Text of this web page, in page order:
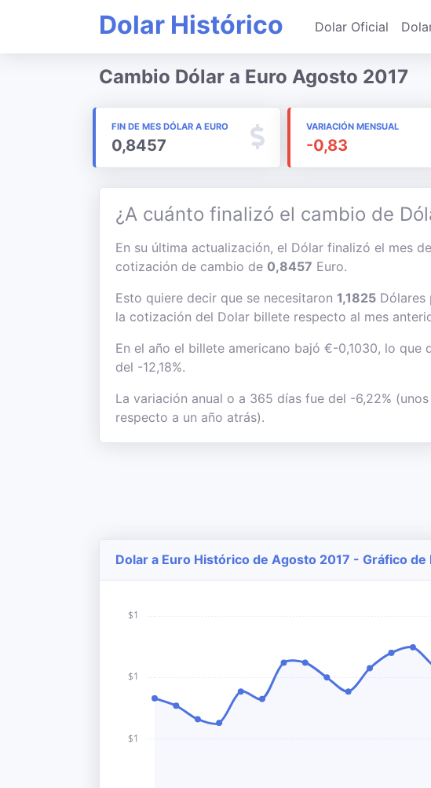
Dolar Histórico Dolar Oficial
Cambio Dólar a Euro Agosto 2017
FIN DE MES DÓLAR A EURO
0,8457
VARIACIÓN MENSUAL
-0,83
¿A cuánto finalizó el cambio de
En su última actualización, el Dólar finalizó el mes de
cotización de cambio de 0,8457 Euro.
Esto quiere decir que se necesitaron 1,1825 Dólares
la cotización del Dolar billete respecto al mes
En el año el billete americano bajó €-0,1030, lo que
del -12,18%.
La variación anual o a 365 días fue del -6,22%
respecto a un año atrás).
Dolar a Euro Histórico de Agosto 2017 - Gráfico de